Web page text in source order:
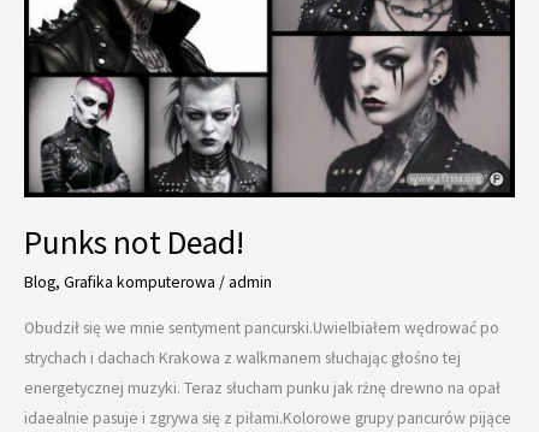
Punks not Dead!
Blog, Grafika komputerowa /admin
Obudził się we mnie sentyment pancurski.Uwielbiałem wędrować po
strychach i dachach Krakowa z walkmanem słuchając głośno tej
energetycznej muzyki. Teraz słucham punku jak rżnę drewno na opał
idaealnie pasuje i zgrywa się z piłami.Kolorowe grupy pancurów pijące